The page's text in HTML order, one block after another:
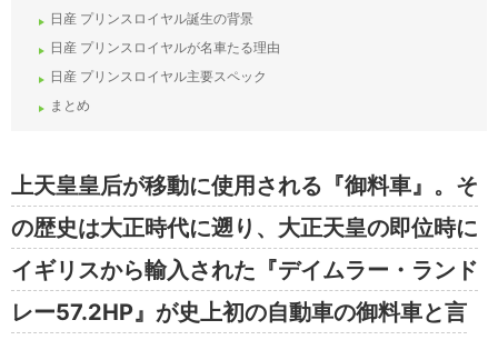
日産 プリンスロイヤル誕生の背景
日産 プリンスロイヤルが名車たる理由
日産 プリンスロイヤル主要スペック
まとめ
上天皇皇后が移動に使用される『御料車』。そ
の歴史は大正時代に遡り、大正天皇の即位時に
イギリスから輸入された『デイムラー・ランド
レー57.2HP』が史上初の自動車の御料車と言